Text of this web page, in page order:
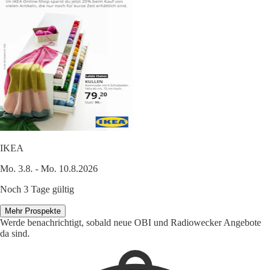
IKEA
Mo. 3.8. - Mo. 10.8.2026
Noch 3 Tage gültig
Mehr Prospekte
Werde benachrichtigt, sobald neue OBI und Radiowecker Angebote
da sind.